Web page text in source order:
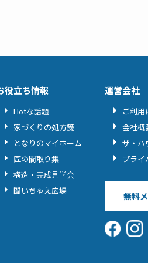
役立ち情報
Hotな話題
家づくりの処方箋
となりのマイホーム
匠の間取り集
構造・完成見学会
聞いちゃえ広場
運営会社
ご利用
会社概
ザ・ハ
プライ
無料